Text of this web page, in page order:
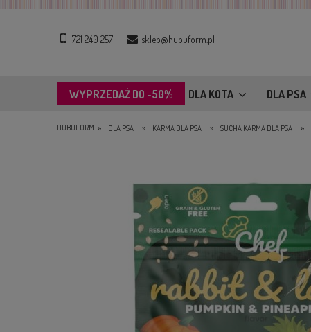
721 240 257 sklep@hubuform.pl
WYPRZEDAŻ DO -50% DLA KOTA DLA PSA
HUBUFORM » DLA PSA » KARMA DLA PSA » SUCHA KARMA DLA PSA »